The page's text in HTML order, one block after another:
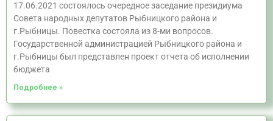
17.06.2021 состоялось очередное заседание президиума
Совета народных депутатов Рыбницкого района и
г.Рыбницы. Повестка состояла из 8-ми вопросов.
Государственной администрацией Рыбницкого района и
г.Рыбницы был представлен проект отчета об исполнении
бюджета
Подробнее »